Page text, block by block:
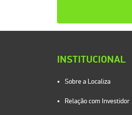
INSTITUCIONAL
Sobre a Localiza
Relação com Investidor